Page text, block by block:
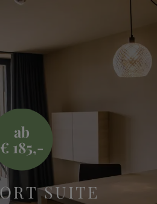
Philosophie
Suiten
Angebote
Logenplätze
ab
€ 185,-
SUITE